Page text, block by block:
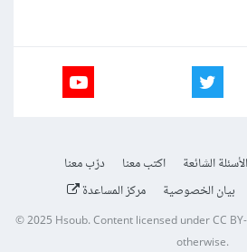
الأسئلة الشائعة اكتب معنا
درّب معنا
بيان الخصوصية مركز المساعدة
© 2025Hsoub.Content licensed underCC
otherwise.